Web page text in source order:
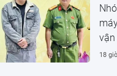
vận
18